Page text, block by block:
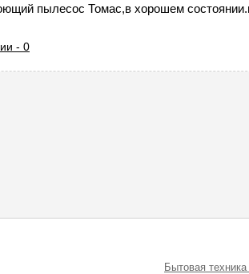
пылесос Томас,в хорошем
- 0
Бытовая